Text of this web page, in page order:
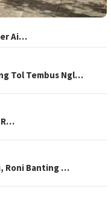
Ai…
Tol Tembus Ngl…
R…
Roni Banting …